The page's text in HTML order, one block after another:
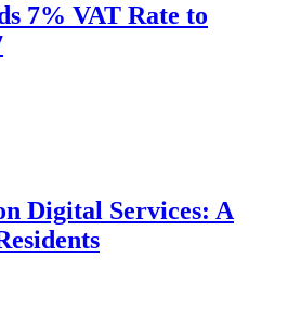
7% VAT Rate to
Digital Services: A